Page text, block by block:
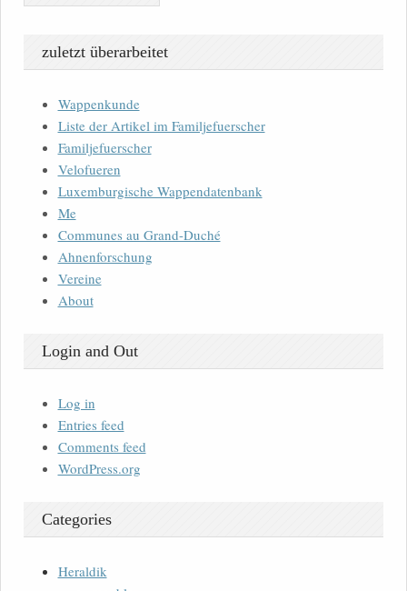
zuletzt überarbeitet
Wappenkunde
Liste der Artikel im Familjefuerscher
Familjefuerscher
Velofueren
Luxemburgische Wappendatenbank
Me
Communes au Grand-Duché
Ahnenforschung
Vereine
About
Login and Out
Log in
Entries feed
Comments feed
WordPress.org
Categories
Heraldik